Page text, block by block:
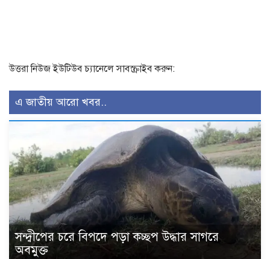
উত্তরা নিউজ ইউটিউব চ্যানেলে সাবস্ক্রাইব করুন:
এ জাতীয় আরো খবর..
সন্দ্বীপের চরে বিপদে পড়া কচ্ছপ উদ্ধার সাগরে
অবমুক্ত